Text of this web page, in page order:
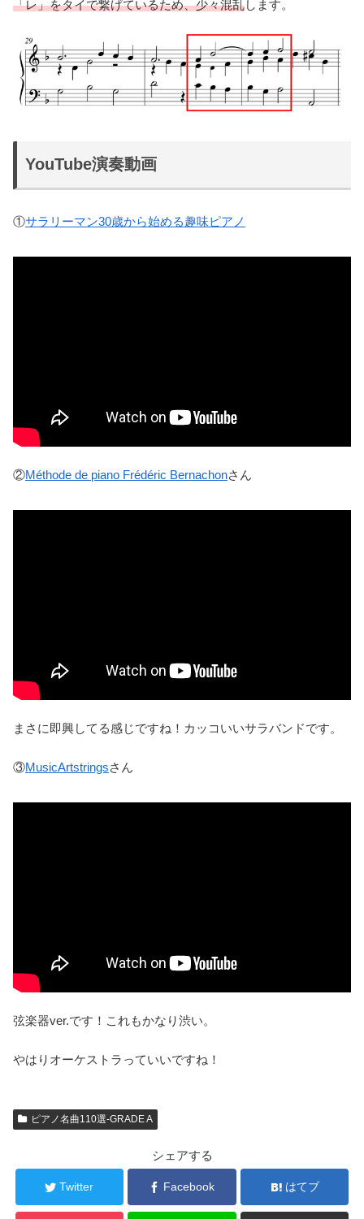
「レ」をタイで繋げているため、少々混乱します。
YouTube演奏動画
①サラリーマン30歳から始める趣味ピアノ
②Méthode de piano Frédéric Bernachonさん
まさに即興してる感じですね！カッコいいサラバンドです。
③MusicArtstringsさん
弦楽器ver.です！これもかなり渋い。
やはりオーケストラっていいですね！
ピアノ名曲110選-GRADE A
シェアする
Twitter Facebook はてブ